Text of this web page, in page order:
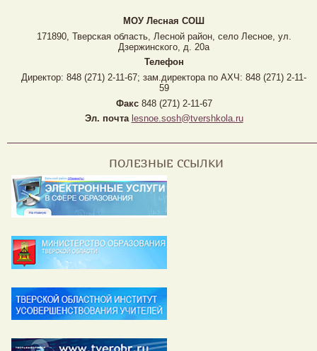
МОУ Лесная CОШ
171890, Тверская область, Лесной район, село Лесное, ул.
Дзержинского, д. 20а
Телефон
Директор: 848 (271) 2-11-67; зам.директора по АХЧ: 848 (271) 2-11-
59
Факс848 (271) 2-11-67
Эл. почта lesnoe.sosh@tvershkola.ru
ПОЛЕЗНЫЕ ССЫЛКИ